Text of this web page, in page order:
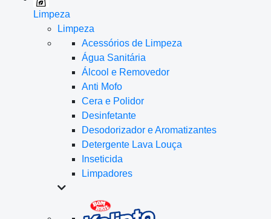
Limpeza
Limpeza
Acessórios de Limpeza
Água Sanitária
Álcool e Removedor
Anti Mofo
Cera e Polidor
Desinfetante
Desodorizador e Aromatizantes
Detergente Lava Louça
Inseticida
Limpadores